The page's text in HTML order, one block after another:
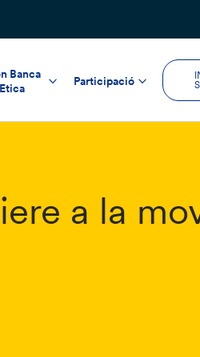
Banca
Etica
Participació
a la